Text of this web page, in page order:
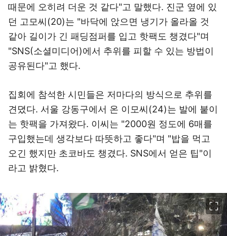
때문에 오히려 더운 것 같다"고 말했다. 진군 옆에 있
던 고모씨(20)는 "바닥에 앉으면 냉기가 올라올 것
같아 길이가 긴 패딩점퍼를 입고 핫팩도 챙겼다"며
"SNS(소셜미디어)에서 추위를 피할 수 있는 방법이
공유된다"고 했다.
집회에 참석한 시민들은 저마다의 방식으로 추위를
견뎠다. 서울 강동구에서 온 이모씨(24)는 발에 붙이
는 핫팩을 가져왔다. 이씨는 "2000원 정도에 6매를
구입했는데 생각보다 따뜻하고 좋다"며 "밥을 먹고
오긴 했지만 초코바도 챙겼다. SNS에서 얻은 팁"이
라고 밝혔다.